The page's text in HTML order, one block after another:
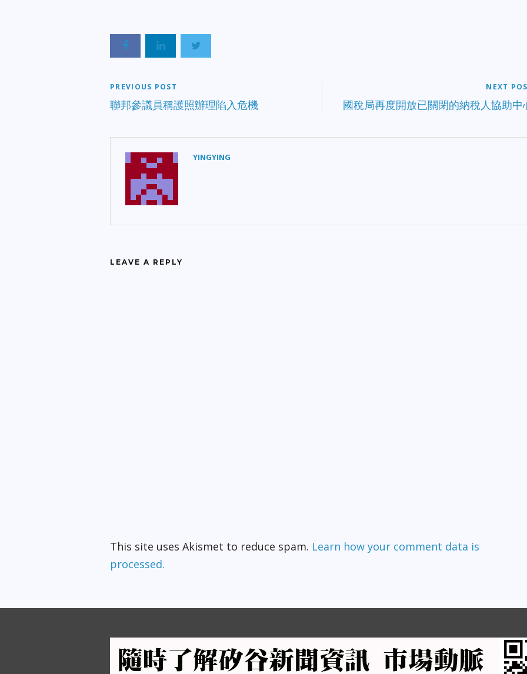
PREVIOUS POST
聯邦參議員稱護照辦理陷入危機
NEXT
國稅局再度開放已關閉的納稅人協助中
YINGYING
LEAVE A REPLY
This site uses Akismet to reduce spam. Learn how your comment data is
processed.